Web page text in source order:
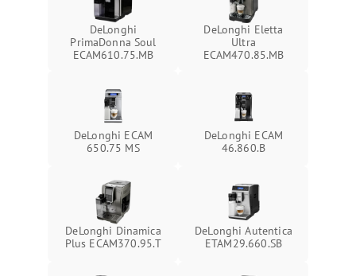
DeLonghi
PrimaDonna Soul
ECAM610.75.MB
DeLonghi Eletta
Ultra
ECAM470.85.MB
DeLonghi ECAM
650.75 MS
DeLonghi ECAM
46.860.B
DeLonghi Dinamica
Plus ECAM370.95.T
DeLonghi Autentica
ETAM29.660.SB